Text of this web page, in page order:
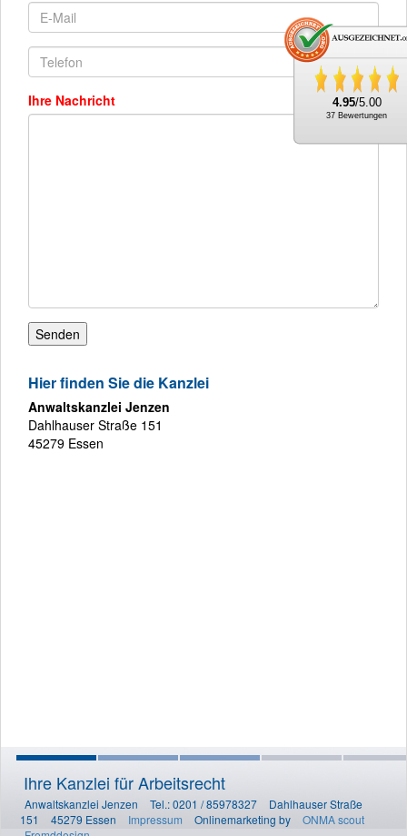
Ihre Nachricht
Hier finden Sie die Kanzlei
Anwaltskanzlei Jenzen
Dahlhauser Straße 151
45279 Essen
Ihre Kanzlei für Arbeitsrecht
Anwaltskanzlei Jenzen Tel.: 0201 / 85978327
Dahlhauser Straße
151
45279 Essen Impressum Onlinemarketing by
ONMA scout
4.95/5.00
37 Bewertungen